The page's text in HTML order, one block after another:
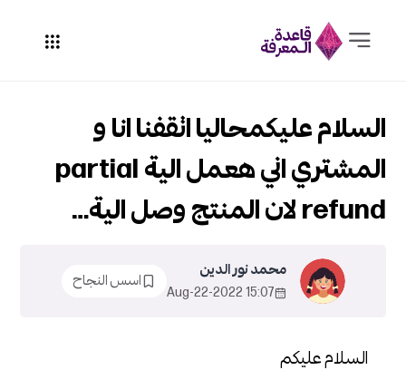
السلام عليكم
السلام عليكمحاليا اتقفنا انا و
المشتري اني هعمل الية partial
refund لان المنتج وصل الية…
محمد نور الدين
15:07 2022-Aug-22
اسس النجاح